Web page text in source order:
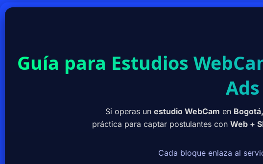
Guía para Estudios
Ads
Si operas un estudio WebCam en
práctica para captar postulantes con Web +
Cada bloque enlaza al